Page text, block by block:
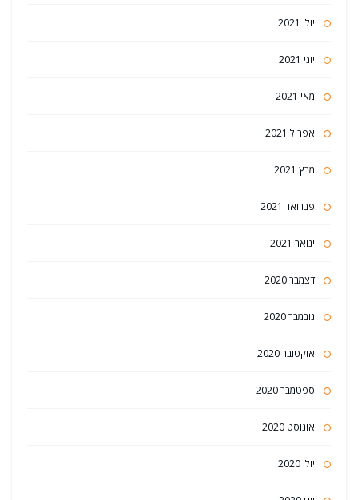
יולי 2021
יוני 2021
מאי 2021
אפריל 2021
מרץ 2021
פברואר 2021
ינואר 2021
דצמבר 2020
נובמבר 2020
אוקטובר 2020
ספטמבר 2020
אוגוסט 2020
יולי 2020